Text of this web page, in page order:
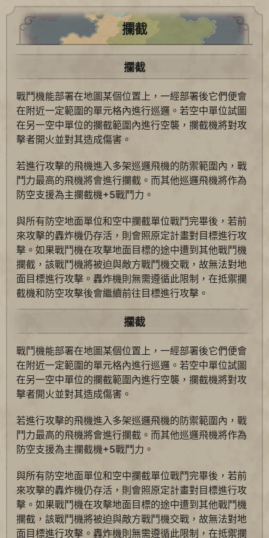
攔截
攔截
戰鬥機能部署在地圖某個位置上，一經部署後它們便會
在附近一定範圍的單元格內進行巡邏。若空中單位試圖
在另一空中單位的攔截範圍內進行空襲，攔截機將對攻
擊者開火並對其造成傷害。
若進行攻擊的飛機進入多架巡邏飛機的防禦範圍內，戰
鬥力最高的飛機將會進行攔截。而其他巡邏飛機將作為
防空支援為主攔截機+5戰鬥力。
與所有防空地面單位和空中攔截單位戰鬥完畢後，若前
來攻擊的轟炸機仍存活，則會照原定計畫對目標進行攻
擊。如果戰鬥機在攻擊地面目標的途中遭到其他戰鬥機
攔截，該戰鬥機將被迫與敵方戰鬥機交戰，故無法對地
面目標進行攻擊。轟炸機則無需遵循此限制，在抵禦攔
截機和防空攻擊後會繼續前往目標進行攻擊。
攔截
戰鬥機能部署在地圖某個位置上，一經部署後它們便會
在附近一定範圍的單元格內進行巡邏。若空中單位試圖
在另一空中單位的攔截範圍內進行空襲，攔截機將對攻
擊者開火並對其造成傷害。
若進行攻擊的飛機進入多架巡邏飛機的防禦範圍內，戰
鬥力最高的飛機將會進行攔截。而其他巡邏飛機將作為
防空支援為主攔截機+5戰鬥力。
與所有防空地面單位和空中攔截單位戰鬥完畢後，若前
來攻擊的轟炸機仍存活，則會照原定計畫對目標進行攻
擊。如果戰鬥機在攻擊地面目標的途中遭到其他戰鬥機
攔截，該戰鬥機將被迫與敵方戰鬥機交戰，故無法對地
面目標進行攻擊。轟炸機則無需遵循此限制，在抵禦攔